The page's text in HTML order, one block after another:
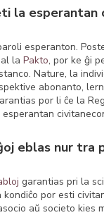
la esperantan
esperanton.
la Pakto, por ke ĝi
Nature, la
abonanto,
por li ĉe la
eblas nur tra
garantias pri la
por esti
aŭ societo kies